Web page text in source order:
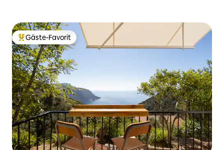
Beliebter Gäste-Favorit.
Gäste-Favorit